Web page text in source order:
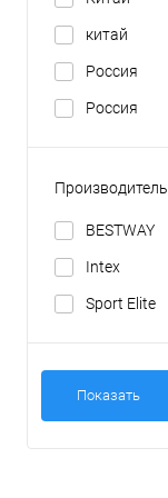
китай
Россия
Россия
Производитель
BESTWAY
Intex
Sport Elite
Показать